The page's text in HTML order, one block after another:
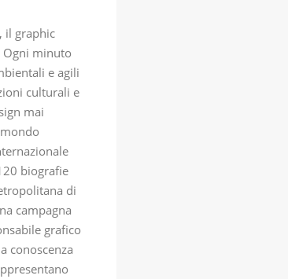
il graphic
Ogni minuto
e agili
culturali e
mai
biografie
di
campagna
grafico
conoscenza